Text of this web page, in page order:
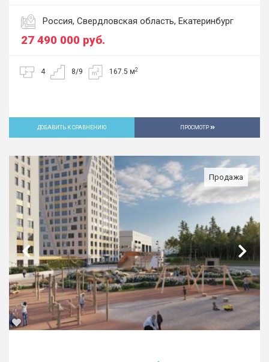
Россия, Свердловская область, Екатеринбург
27 490 000 руб.
4 8/9 167.5 м2
ДОБАВИТЬ К СРАВНЕНИЮ ПРОСМОТР
Продажа